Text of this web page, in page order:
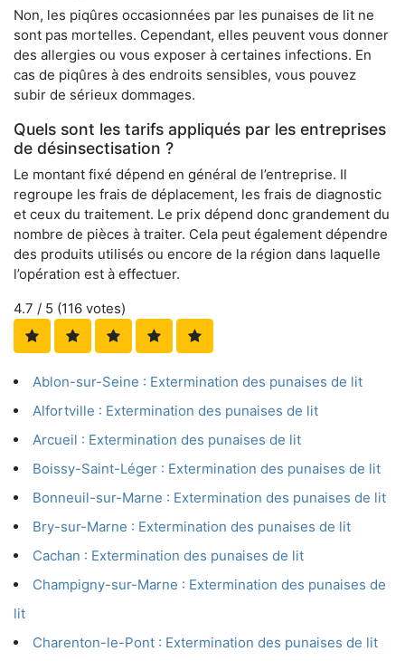
Non, les piqûres occasionnées par les punaises de lit ne
sont pas mortelles. Cependant, elles peuvent vous donner
des allergies ou vous exposer à certaines infections. En
cas de piqûres à des endroits sensibles, vous pouvez
subir de sérieux dommages.
Quels sont les tarifs appliqués par les entreprises
de désinsectisation ?
Le montant fixé dépend en général de l’entreprise. Il
regroupe les frais de déplacement, les frais de diagnostic
et ceux du traitement. Le prix dépend donc grandement du
nombre de pièces à traiter. Cela peut également dépendre
des produits utilisés ou encore de la région dans laquelle
l’opération est à effectuer.
4.7 / 5 (116 votes)
Ablon-sur-Seine : Extermination des punaises de lit
Alfortville : Extermination des punaises de lit
Arcueil : Extermination des punaises de lit
Boissy-Saint-Léger : Extermination des punaises de lit
Bonneuil-sur-Marne : Extermination des punaises de lit
Bry-sur-Marne : Extermination des punaises de lit
Cachan : Extermination des punaises de lit
Champigny-sur-Marne : Extermination des punaises de
lit
Charenton-le-Pont : Extermination des punaises de lit